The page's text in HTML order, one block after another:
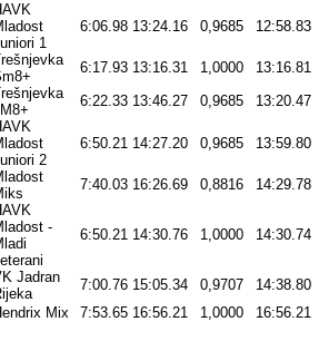
1
6:06.98 13:24.16 0,9685 12:58.83
6:17.93 13:16.31 1,0000
13:16.81
6:22.33 13:46.27 0,9685 13:20.47
2
6:50.21 14:27.20 0,9685 13:59.80
7:40.03 16:26.69 0,8816 14:29.78
-
6:50.21 14:30.76 1,0000 14:30.74
Jadran
7:00.76 15:05.34 0,9707
14:38.80
Mix 7:53.65 16:56.21 1,0000 16:56.21